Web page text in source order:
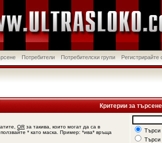
Потребители Потребителски групи Регистрирайте
Критерии за търсене
OR за такива, които могат да са в
* като маска. Пример: *ива* връща
Търси
Търси